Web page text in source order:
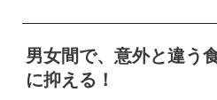
男女間で、意外と違う
に抑える！